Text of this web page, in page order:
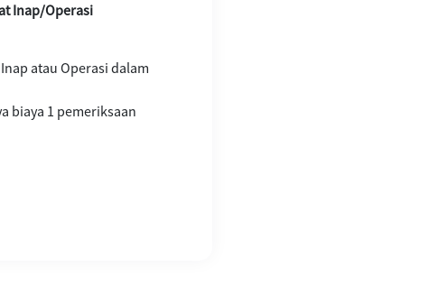
Inap/Operasi
atau Operasi dalam
biaya 1 pemeriksaan